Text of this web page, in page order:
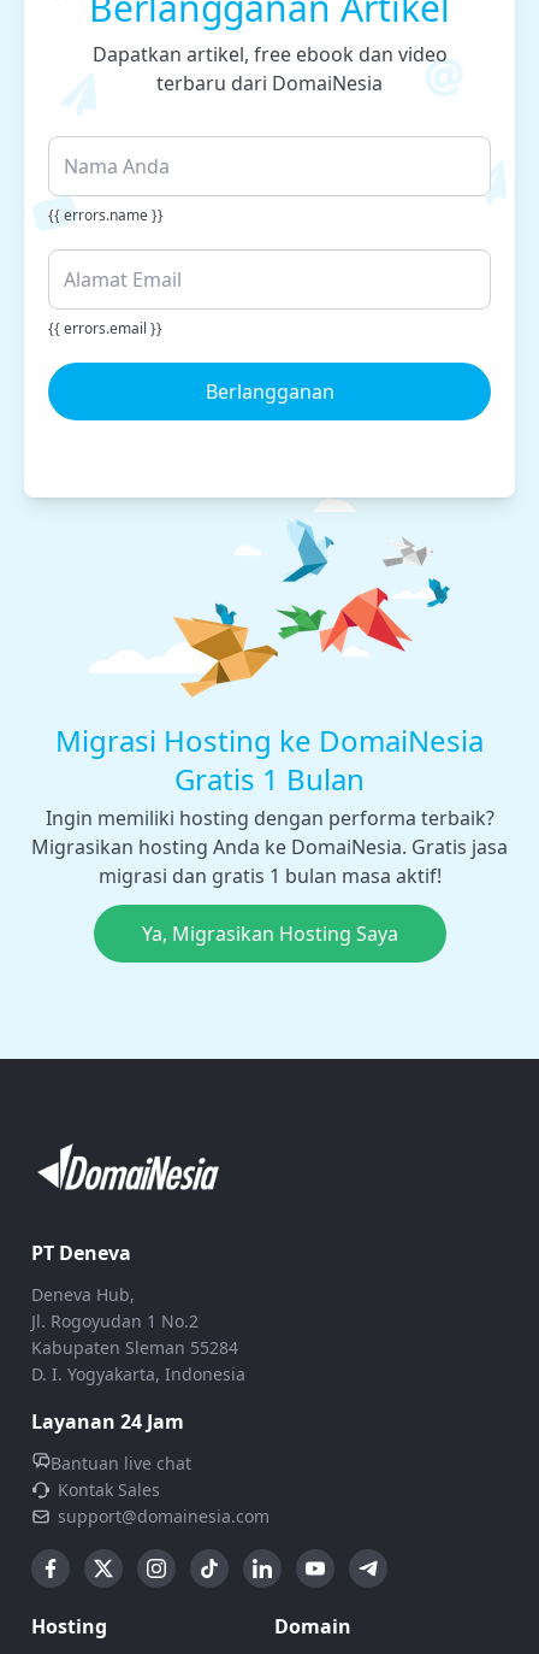
Dapatkan artikel, free ebook dan video
terbaru dari DomaiNesia
{{ errors.name }}
{{ errors.email }}
Berlangganan
Migrasi Hosting ke DomaiNesia
Gratis 1 Bulan
Ingin memiliki hosting dengan performa terbaik?
Migrasikan hosting Anda ke DomaiNesia. Gratis jasa
migrasi dan gratis 1 bulan masa aktif!
Ya, Migrasikan Hosting Saya
PT Deneva
Deneva Hub,
Jl. Rogoyudan 1 No.2
Kabupaten Sleman 55284
D. I. Yogyakarta, Indonesia
Layanan 24 Jam
Bantuan live chat
Kontak Sales
support@domainesia.com
Hosting Domain